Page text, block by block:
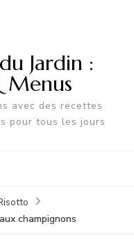
Jardin :
Menus
avec des recettes
pour tous les jours
champignons